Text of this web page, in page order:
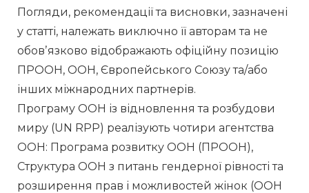
Погляди, рекомендації та висновки, зазначені
у статті, належать виключно її авторам та не
обовʼязково відображають офіційну позицію
ПРООН, ООН, Європейського Союзу та/або
інших міжнародних партнерів.
Програму ООН із відновлення та розбудови
миру (UN RPP) реалізують чотири агентства
ООН: Програма розвитку ООН (ПРООН),
Структура ООН з питань гендерної рівності та
розширення прав і можливостей жінок (ООН